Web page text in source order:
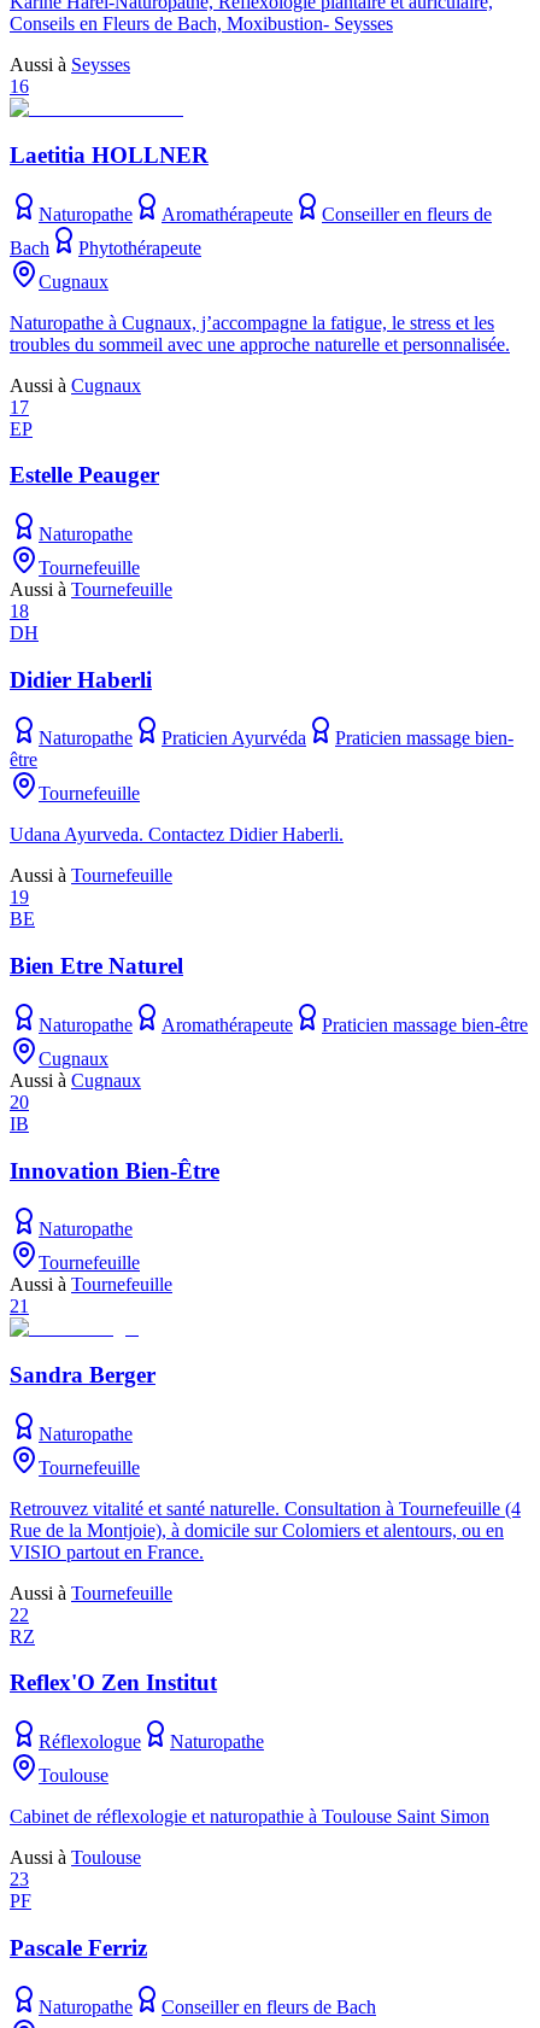
Conseils en Fleurs de Bach, Moxibustion- Seysses
Aussi à Seysses
16
Laetitia HOLLNER
Naturopathe Aromathérapeute
Conseiller en fleurs de
Bach
Phytothérapeute
Cugnaux
Naturopathe à Cugnaux, j’accompagne la fatigue, le stress et les
troubles du sommeil avec une approche naturelle et personnalisée.
Aussi à Cugnaux
17
EP
Estelle Peauger
Naturopathe
Tournefeuille
Aussi à Tournefeuille
18
DH
Didier Haberli
Naturopathe Praticien Ayurvéda
Praticien massage bien-
être
Tournefeuille
Udana Ayurveda. Contactez Didier Haberli.
Aussi à Tournefeuille
19
BE
Bien Etre Naturel
Naturopathe Aromathérapeute
Praticien massage bien-être
Cugnaux
Aussi à Cugnaux
20
IB
Innovation Bien-Être
Naturopathe
Tournefeuille
Aussi à Tournefeuille
21
Sandra Berger
Naturopathe
Tournefeuille
Retrouvez vitalité et santé naturelle. Consultation à Tournefeuille (4
Rue de la Montjoie), à domicile sur Colomiers et alentours, ou en
VISIO partout en France.
Aussi à Tournefeuille
22
RZ
Reflex'O Zen Institut
Réflexologue
Naturopathe
Toulouse
Cabinet de réflexologie et naturopathie à Toulouse Saint Simon
Aussi à Toulouse
23
PF
Pascale Ferriz
Naturopathe
Conseiller en fleurs de Bach